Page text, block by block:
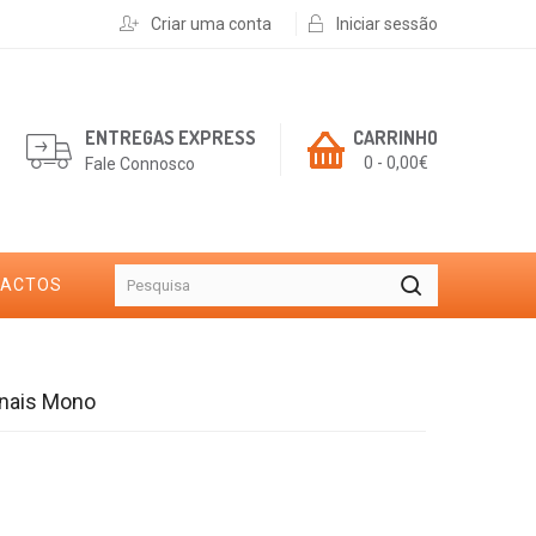
Criar uma conta Iniciar sessão
CARRINHO
0 - 0,00€
ENTREGAS EXPRESS
Fale Connosco
Mono